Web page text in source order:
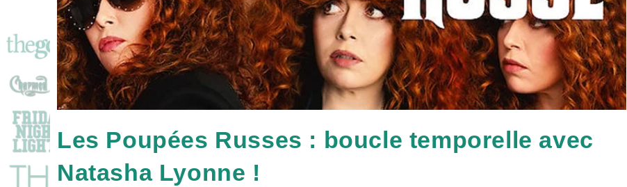
Les Poupées Russes : boucle temporelle avec
Natasha Lyonne !